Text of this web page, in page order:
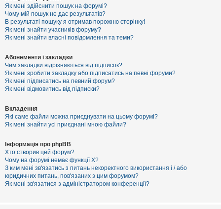
Як мені здійснити пошук на форумі?
Чому мій пошук не дає результатів?
В результаті пошуку я отримав порожню сторінку!
Як мені знайти учасників форуму?
Як мені знайти власні повідомлення та теми?
Абонементи і закладки
Чим закладки відрізняються від підписок?
Як мені зробити закладку або підписатись на певні форуми?
Як мені підписатись на певний форум?
Як мені відмовитись від підписки?
Вкладення
Які саме файли можна приєднувати на цьому форумі?
Як мені знайти усі приєднані мною файли?
Інформація про phpBB
Хто створив цей форум?
Чому на форумі немає функції X?
З ким мені зв'язатись з питань некоректного використання і / або
юридичних питань, пов'язаних з цим форумом?
Як мені зв'язатися з адміністратором конференції?